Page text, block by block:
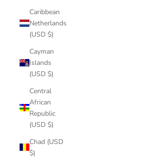
Caribbean
Netherlands
(USD $)
Cayman
Islands
(USD $)
Central
African
Republic
(USD $)
Chad (USD
$)